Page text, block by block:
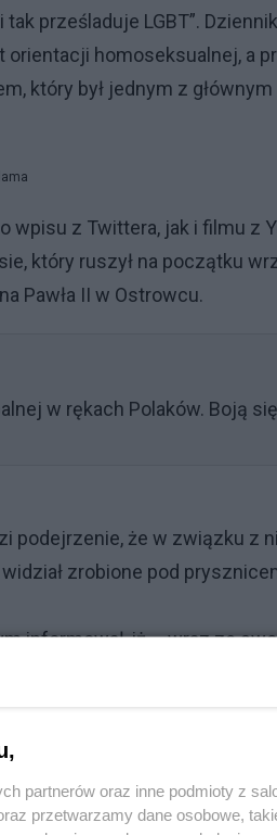
prześladuje LGBT”.
homoseksualnej, a
który był jednym z
z Twittera, jak i filmu z
który ruszył na początku
Pawła II w Ostrowcu.
w rękach Polaków. Boją
podejrzenie, że w związku z
zrobione pod
informował, iż – wraz ze
Założył również
mnie za ujawnienie, że jest
Proces potrwa wiele lat
zbiórki.
partnerów oraz inne podmioty z
przetwarzamy dane osobowe,